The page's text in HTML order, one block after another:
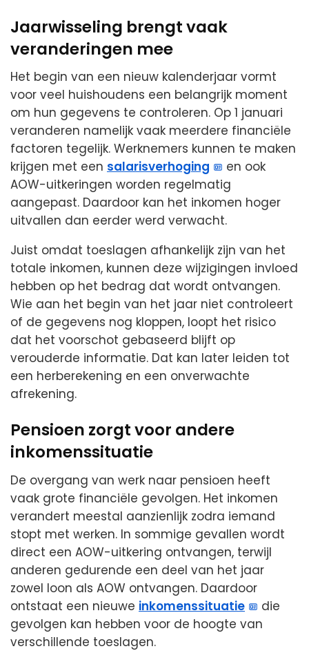
Jaarwisseling brengt vaak
veranderingen mee
Het begin van een nieuw kalenderjaar vormt
voor veel huishoudens een belangrijk moment
om hun gegevens te controleren. Op 1 januari
veranderen namelijk vaak meerdere financiële
factoren tegelijk. Werknemers kunnen te maken
krijgen met een salarisverhoging
en ook
AOW-uitkeringen worden regelmatig
aangepast. Daardoor kan het inkomen hoger
uitvallen dan eerder werd verwacht.
Juist omdat toeslagen afhankelijk zijn van het
totale inkomen, kunnen deze wijzigingen invloed
hebben op het bedrag dat wordt ontvangen.
Wie aan het begin van het jaar niet controleert
of de gegevens nog kloppen, loopt het risico
dat het voorschot gebaseerd blijft op
verouderde informatie. Dat kan later leiden tot
een herberekening en een onverwachte
afrekening.
Pensioen zorgt voor andere
inkomenssituatie
De overgang van werk naar pensioen heeft
vaak grote financiële gevolgen. Het inkomen
verandert meestal aanzienlijk zodra iemand
stopt met werken. In sommige gevallen wordt
direct een AOW-uitkering ontvangen, terwijl
anderen gedurende een deel van het jaar
zowel loon als AOW ontvangen. Daardoor
ontstaat een nieuwe inkomenssituatie
die
gevolgen kan hebben voor de hoogte van
verschillende toeslagen.